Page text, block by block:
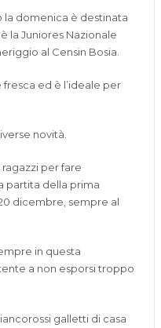
la domenica è destinata
la Juniores Nazionale
al Censin Bosia.
ed è l’ideale per
novità.
per fare
partita della prima
dicembre, sempre al
in questa
a non esporsi troppo
galletti di casa